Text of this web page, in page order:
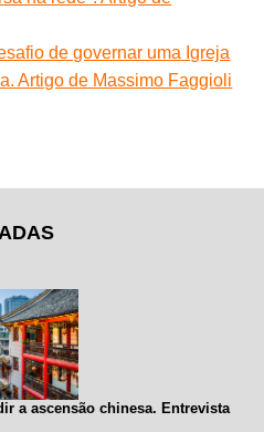
de governar uma Igreja
Artigo de Massimo Faggioli
a ascensão chinesa. Entrevista